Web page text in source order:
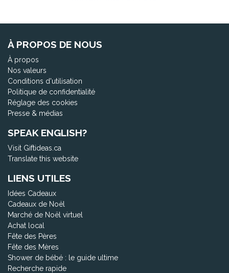
À PROPOS DE NOUS
À propos
Nos valeurs
Conditions d'utilisation
Politique de confidentialité
Réglage des cookies
Presse & médias
SPEAK ENGLISH?
Visit Giftideas.ca
Translate this website
LIENS UTILES
Idées Cadeaux
Cadeaux de Noël
Marché de Noël virtuel
Achat local
Fête des Pères
Fête des Mères
Shower de bébé : le guide ultime
Recherche rapide